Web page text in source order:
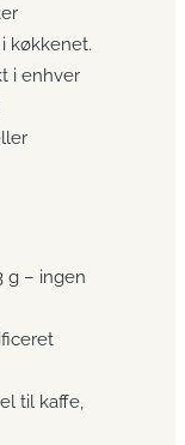
køkkenet.
i enhver
g – ingen
til kaffe,